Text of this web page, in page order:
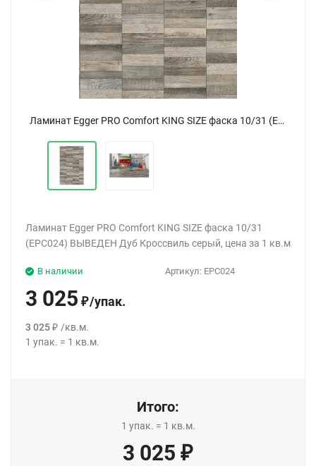
Ламинат Egger PRO Comfort KING SIZE фаска 10/31 (EPC024) Дуб Кроссвиль серый ВЫВЕДЕН
Ламинат Egger PRO Comfort KING SIZE фаска 10/31
(EPC024) ВЫВЕДЕН Дуб Кроссвиль серый, цена за 1 кв.м
Артикул: EPC024
В наличии
3 025 ₽/упак.
3 025 ₽ /кв.м.
1 упак. = 1 кв.м.
Итого:
1 упак. = 1 кв.м.
3 025 ₽